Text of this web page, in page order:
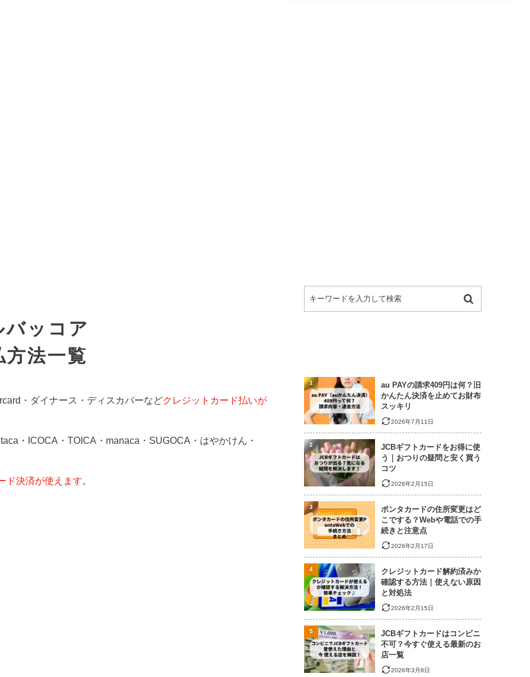
バッコア
方法一覧
・ダイナース・ディスカバーなどクレジットカード払いが
・ICOCA・TOICA・manaca・SUGOCA・はやかけん・
ド決済が使えます。
au PAYの請求409円は何？旧
かんたん決済を止めてお財布
スッキリ
2026年7月11日
1
JCBギフトカードをお得に使
う｜おつりの疑問と安く買う
コツ
2026年2月15日
2
ポンタカードの住所変更はど
こでする？Webや電話での手
続きと注意点
2026年2月17日
3
クレジットカード解約済みか
確認する方法｜使えない原因
と対処法
2026年2月15日
4
JCBギフトカードはコンビニ
不可？今すぐ使える最新のお
店一覧
2026年3月8日
5